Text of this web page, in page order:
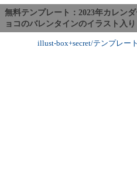
無料テンプレート：2023年カレン
ョコのバレンタインのイラスト入り
illust-box+secret/テンプレート